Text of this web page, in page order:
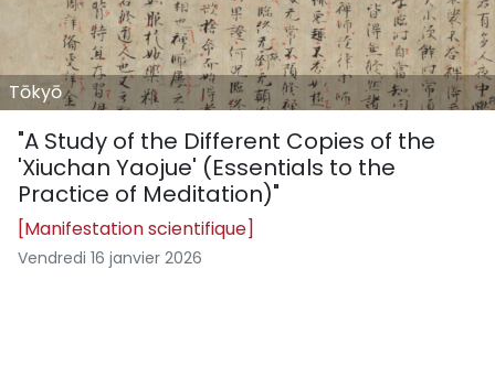
Tōkyō
"A Study of the Different Copies of the
'Xiuchan Yaojue' (Essentials to the
Practice of Meditation)"
[Manifestation scientifique]
Vendredi 16 janvier 2026